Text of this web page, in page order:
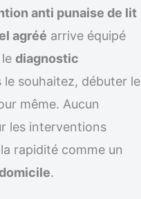
anti punaise de lit
agréé arrive équipé
diagnostic
souhaitez, débuter le
même. Aucun
les interventions
rapidité comme un
.